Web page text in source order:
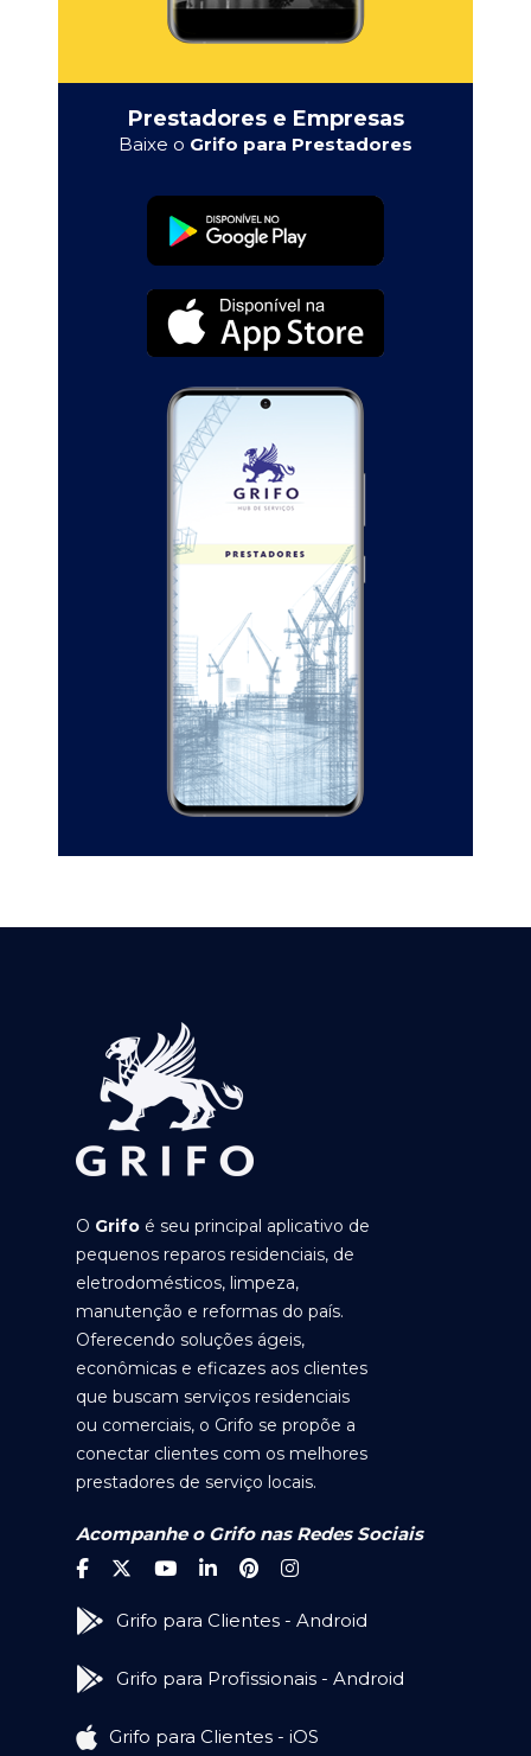
Prestadores e Empresas
Baixe o Grifo para Prestadores
O Grifo é seu principal aplicativo de
pequenos reparos residenciais, de
eletrodomésticos, limpeza,
manutenção e reformas do país.
Oferecendo soluções ágeis,
econômicas e eficazes aos clientes
que buscam serviços residenciais
ou comerciais, o Grifo se propõe a
conectar clientes com os melhores
prestadores de serviço locais.
Acompanhe o Grifo nas Redes Sociais
Grifo para Clientes - Android
Grifo para Profissionais - Android
Grifo para Clientes - iOS